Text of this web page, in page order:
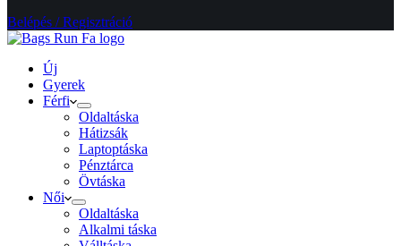
Belépés / Regisztráció
Új
Gyerek
Férfi
Oldaltáska
Hátizsák
Laptoptáska
Pénztárca
Övtáska
Női
Oldaltáska
Alkalmi táska